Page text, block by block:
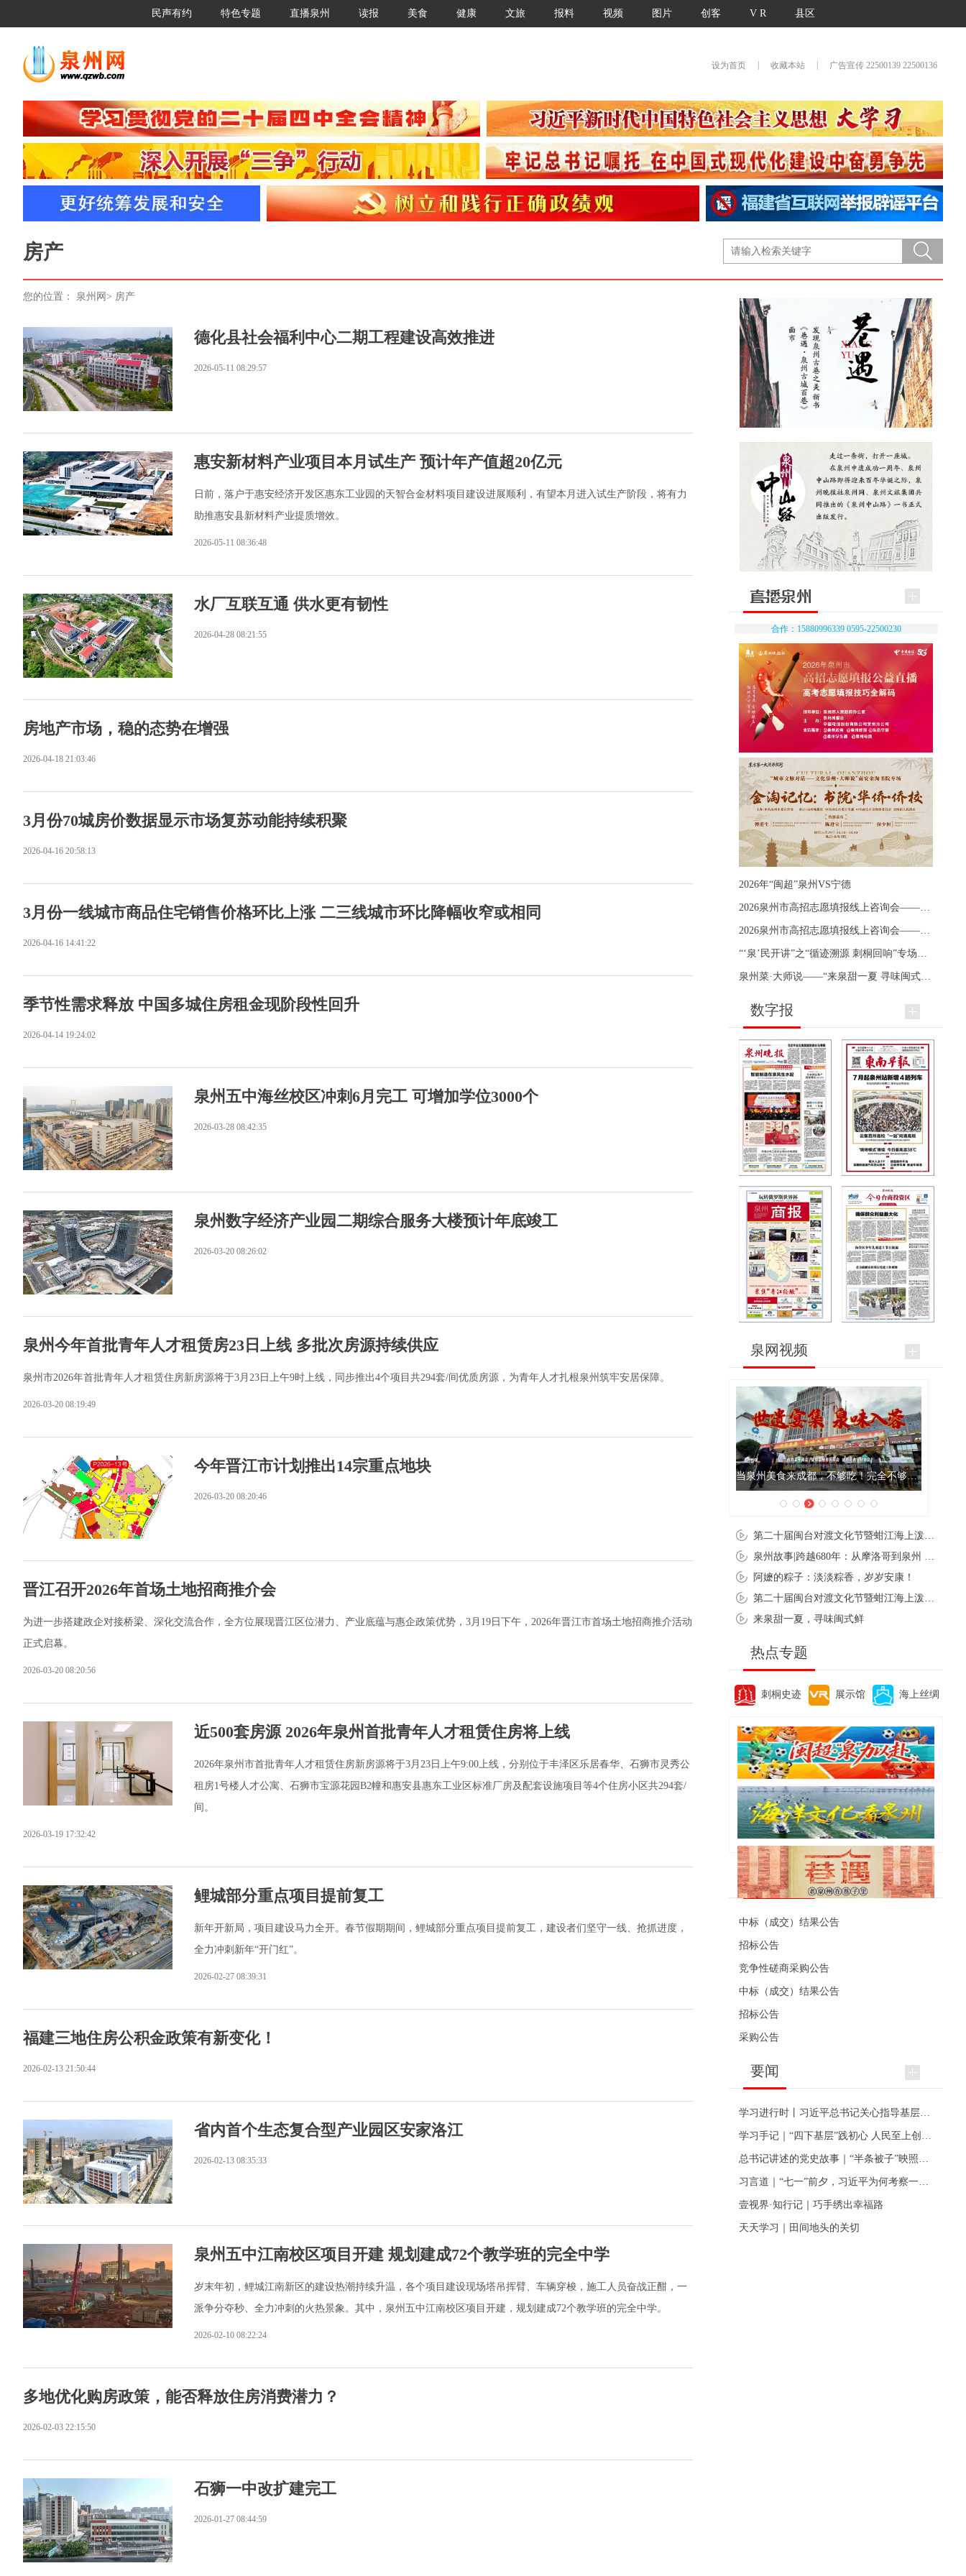
民声有约 特色专题 直播泉州 读报 美食 健康 文旅 报料 视频 图片 创客 V R 县区
设为首页 收藏本站 广告宣传 22500139 22500136
房产
您的位置： 泉州网 > 房产
德化县社会福利中心二期工程建设高效推进
2026-05-11 08:29:57
惠安新材料产业项目本月试生产 预计年产值超20亿元
日前，落户于惠安经济开发区惠东工业园的天智合金材料项目建设进展顺利，有望本月进入试生产阶段，将有力
助推惠安县新材料产业提质增效。
2026-05-11 08:36:48
水厂互联互通 供水更有韧性
2026-04-28 08:21:55
房地产市场，稳的态势在增强
2026-04-18 21:03:46
3月份70城房价数据显示市场复苏动能持续积聚
2026-04-16 20:58:13
3月份一线城市商品住宅销售价格环比上涨 二三线城市环比降幅收窄或相同
2026-04-16 14:41:22
季节性需求释放 中国多城住房租金现阶段性回升
2026-04-14 19:24:02
泉州五中海丝校区冲刺6月完工 可增加学位3000个
2026-03-28 08:42:35
泉州数字经济产业园二期综合服务大楼预计年底竣工
2026-03-20 08:26:02
泉州今年首批青年人才租赁房23日上线 多批次房源持续供应
泉州市2026年首批青年人才租赁住房新房源将于3月23日上午9时上线，同步推出4个项目共294套/间优质房源，为青年人才扎根泉州筑牢安居保障。
2026-03-20 08:19:49
今年晋江市计划推出14宗重点地块
2026-03-20 08:20:46
晋江召开2026年首场土地招商推介会
为进一步搭建政企对接桥梁、深化交流合作，全方位展现晋江区位潜力、产业底蕴与惠企政策优势，3月19日下午，2026年晋江市首场土地招商推介活动
正式启幕。
2026-03-20 08:20:56
近500套房源 2026年泉州首批青年人才租赁住房将上线
2026年泉州市首批青年人才租赁住房新房源将于3月23日上午9:00上线，分别位于丰泽区乐居春华、石狮市灵秀公
租房1号楼人才公寓、石狮市宝源花园B2幢和惠安县惠东工业区标准厂房及配套设施项目等4个住房小区共294套/
间。
2026-03-19 17:32:42
鲤城部分重点项目提前复工
新年开新局，项目建设马力全开。春节假期期间，鲤城部分重点项目提前复工，建设者们坚守一线、抢抓进度，
全力冲刺新年“开门红”。
2026-02-27 08:39:31
福建三地住房公积金政策有新变化！
2026-02-13 21:50:44
省内首个生态复合型产业园区安家洛江
2026-02-13 08:35:33
泉州五中江南校区项目开建 规划建成72个教学班的完全中学
岁末年初，鲤城江南新区的建设热潮持续升温，各个项目建设现场塔吊挥臂、车辆穿梭，施工人员奋战正酣，一
派争分夺秒、全力冲刺的火热景象。其中，泉州五中江南校区项目开建，规划建成72个教学班的完全中学。
2026-02-10 08:22:24
多地优化购房政策，能否释放住房消费潜力？
2026-02-03 22:15:50
石狮一中改扩建完工
2026-01-27 08:44:59
合作：15880996339 0595-22500230
2026年“闽超”泉州VS宁德
数字报
泉网视频
当泉州美食来成都，不够吃！完全不够吃！ 书院开讲 书院主人
阿嬷的粽子：淡淡粽香，岁岁安康！
来泉甜一夏，寻味闽式鲜
热点专题
刺桐史迹 展示馆 海上丝绸
便民资讯
中标（成交）结果公告
招标公告
竞争性磋商采购公告
中标（成交）结果公告
招标公告
采购公告
要闻
壹视界·知行记｜巧手绣出幸福路
天天学习｜田间地头的关切